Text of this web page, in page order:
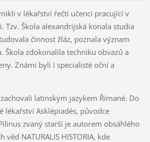
v lékařství řečtí učenci pracující v
Tzv. Škola alexandrijská konala studia
činnost žláz, poznala význam
Škola zdokonalila techniku obvazů a
Známi byli I specialisté oční a
latinským jazykem Římané. Do
lékařství Asklépiadés, původce
zvaný starší je autorem obsáhlého
věd NATURALIS HISTORIA, kde